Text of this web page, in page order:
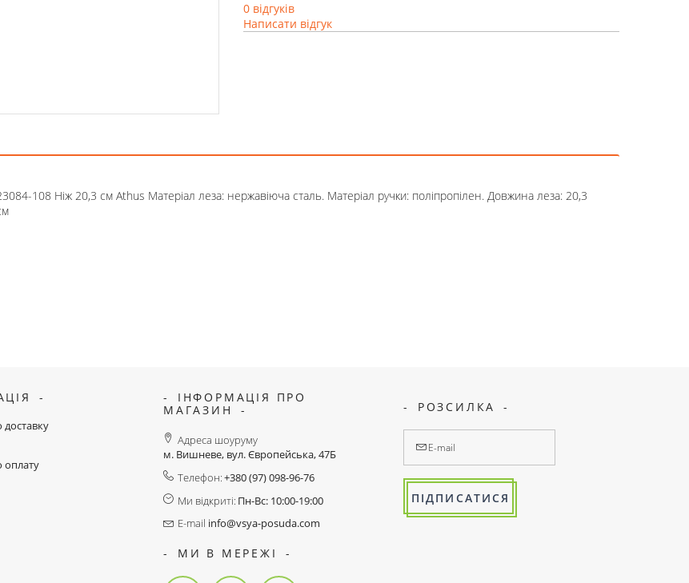
0 відгуків
Написати відгук
108 Ніж 20,3 см Athus Матеріал леза: нержавіюча сталь. Матеріал ручки: поліпропілен. Довжина леза: 20,3
доставку
оплату
ІНФОРМАЦІЯ ПРО
МАГАЗИН
Адреса шоуруму
м. Вишневе, вул. Європейська, 47Б
Телефон:+380 (97) 098-96-76
Ми відкриті: Пн-Вс: 10:00-19:00
E-mail info@vsya-posuda.com
МИ В МЕРЕЖІ
РОЗСИЛКА
ПІДПИСАТИСЯ